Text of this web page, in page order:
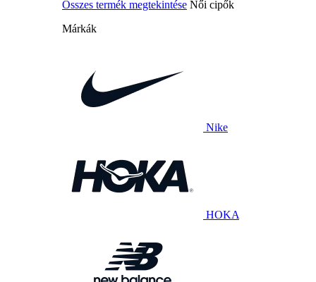
Összes termék megtekintése Női cipők
Márkák
Nike
HOKA